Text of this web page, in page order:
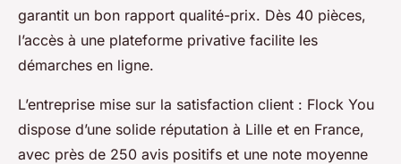
garantit un bon rapport qualité-prix. Dès 40 pièces,
l’accès à une plateforme privative facilite les
démarches en ligne.
L’entreprise mise sur la satisfaction client : Flock You
dispose d’une solide réputation à Lille et en France,
avec près de 250 avis positifs et une note moyenne